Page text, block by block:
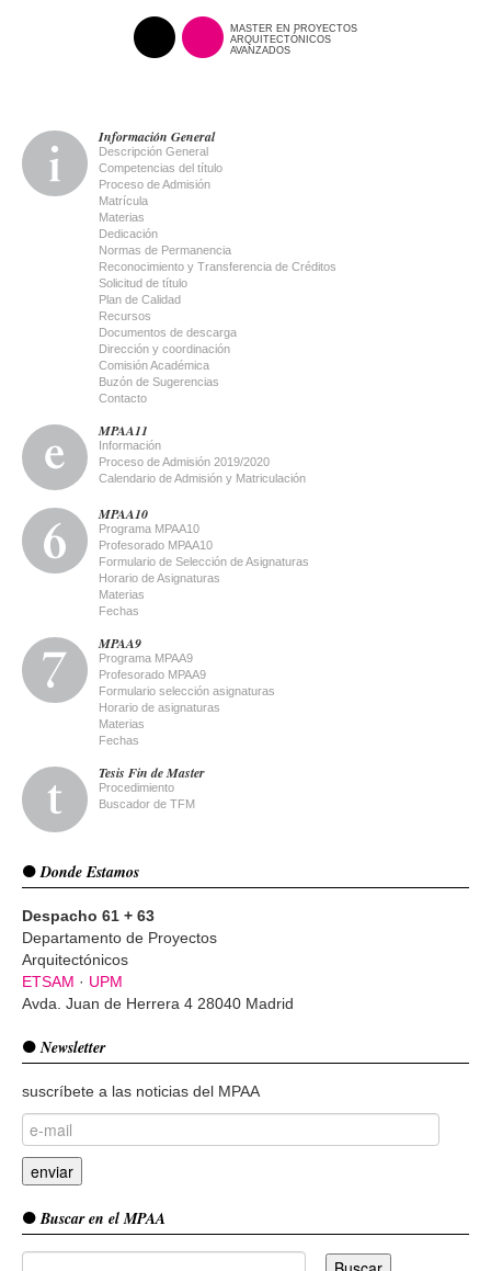
MASTER EN PROYECTOS
ARQUITECTÓNICOS
AVANZADOS
Información General
Descripción General
Competencias del título
Proceso de Admisión
Matrícula
Materias
Dedicación
Normas de Permanencia
Reconocimiento y Transferencia de Créditos
Solicitud de título
Plan de Calidad
Recursos
Documentos de descarga
Dirección y coordinación
Comisión Académica
Buzón de Sugerencias
Contacto
MPAA11
Información
Proceso de Admisión 2019/2020
Calendario de Admisión y Matriculación
MPAA10
Programa MPAA10
Profesorado MPAA10
Formulario de Selección de Asignaturas
Horario de Asignaturas
Materias
Fechas
MPAA9
Programa MPAA9
Profesorado MPAA9
Formulario selección asignaturas
Horario de asignaturas
Materias
Fechas
Tesis Fin de Master
Procedimiento
Buscador de TFM
Donde Estamos
Despacho 61 + 63
Departamento de Proyectos
Arquitectónicos
ETSAM · UPM
Avda. Juan de Herrera 4 28040 Madrid
Newsletter
suscríbete a las noticias del MPAA
Buscar en el MPAA